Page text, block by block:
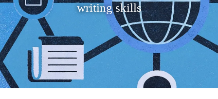
writing skills